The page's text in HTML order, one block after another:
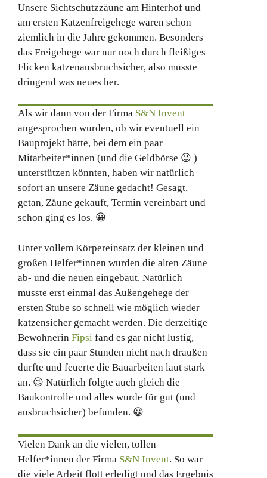
Unsere Sichtschutzzäune am Hinterhof und
am ersten Katzenfreigehege waren schon
ziemlich in die Jahre gekommen. Besonders
das Freigehege war nur noch durch fleißiges
Flicken katzenausbruchsicher, also musste
dringend was neues her.
Als wir dann von der Firma S&N Invent
angesprochen wurden, ob wir eventuell ein
Bauprojekt hätte, bei dem ein paar
Mitarbeiter*innen (und die Geldbörse 😉 )
unterstützen könnten, haben wir natürlich
sofort an unsere Zäune gedacht! Gesagt,
getan, Zäune gekauft, Termin vereinbart und
schon ging es los. 😀
Unter vollem Körpereinsatz der kleinen und
großen Helfer*innen wurden die alten Zäune
ab- und die neuen eingebaut. Natürlich
musste erst einmal das Außengehege der
ersten Stube so schnell wie möglich wieder
katzensicher gemacht werden. Die derzeitige
Bewohnerin Fipsi fand es gar nicht lustig,
dass sie ein paar Stunden nicht nach draußen
durfte und feuerte die Bauarbeiten laut stark
an. 😉 Natürlich folgte auch gleich die
Baukontrolle und alles wurde für gut (und
ausbruchsicher) befunden. 😀
Vielen Dank an die vielen, tollen
Helfer*innen der Firma S&N Invent. So war
die viele Arbeit flott erledigt und das Ergebnis